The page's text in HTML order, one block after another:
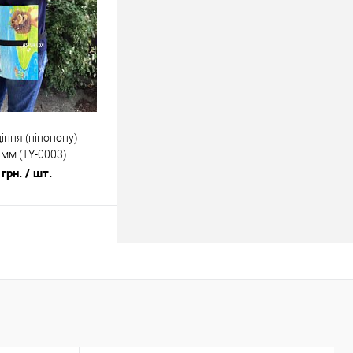
До
порівняння
У наявності
(пінопопу)
(TY-0003)
/ шт.